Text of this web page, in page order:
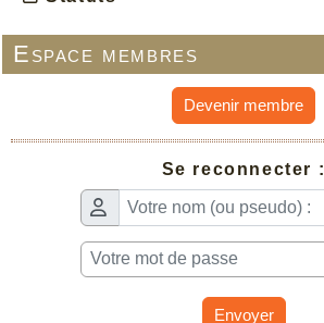
Espace membres
Devenir membre
Se reconnecter :
Envoyer